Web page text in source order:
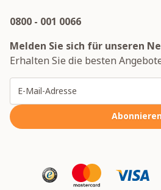
0800 - 001 0066
Melden Sie sich für unseren
Erhalten Sie die besten
Abonnieren